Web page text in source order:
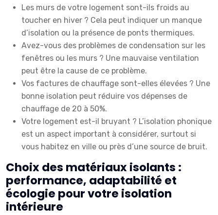
Les murs de votre logement sont-ils froids au
toucher en hiver ? Cela peut indiquer un manque
d’isolation ou la présence de ponts thermiques.
Avez-vous des problèmes de condensation sur les
fenêtres ou les murs ? Une mauvaise ventilation
peut être la cause de ce problème.
Vos factures de chauffage sont-elles élevées ? Une
bonne isolation peut réduire vos dépenses de
chauffage de 20 à 50%.
Votre logement est-il bruyant ? L’isolation phonique
est un aspect important à considérer, surtout si
vous habitez en ville ou près d’une source de bruit.
Choix des matériaux isolants :
performance, adaptabilité et
écologie pour votre isolation
intérieure